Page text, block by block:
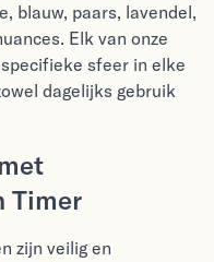
blauw, paars, lavendel,
Elk van onze
sfeer in elke
dagelijks gebruik
Timer
zijn veilig en